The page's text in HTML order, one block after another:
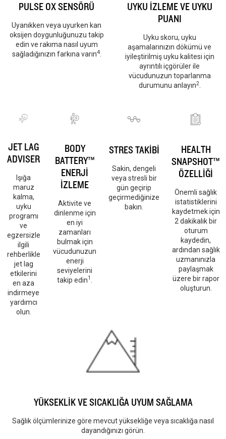
PULSE OX SENSÖRÜ
Uyanıkken veya uyurken kan
oksijen doygunluğunuzu takip
edin ve rakıma nasıl uyum
sağladığınızın farkına varın4.
UYKU İZLEME VE UYKU
PUANI
Uyku skoru, uyku
aşamalarınızın dökümü ve
iyileştirilmiş uyku kalitesi için
ayrıntılı içgörüler ile
vücudunuzun toparlanma
durumunu anlayın2.
JET LAG
ADVISER
Işığa
maruz
kalma,
uyku
programı
ve
egzersizle
ilgili
rehberlikle
jet lag
etkilerini
en aza
indirmeye
yardımcı
olun.
BODY
BATTERY™
ENERJİ
İZLEME
Aktivite ve
dinlenme için
en iyi
zamanları
bulmak için
vücudunuzun
enerji
seviyelerini
takip edin1
STRES TAKİBİ
Sakin, dengeli
veya stresli bir
gün geçirip
geçirmediğinize
bakın.
HEALTH
SNAPSHOT™
ÖZELLİĞİ
Önemli sağlık
istatistiklerini
kaydetmek için
2 dakikalık bir
oturum
kaydedin,
ardından sağlık
uzmanınızla
paylaşmak
üzere bir rapor
oluşturun.
YÜKSEKLİK VE SICAKLIĞA UYUM SAĞLAMA
Sağlık ölçümlerinize göre mevcut yüksekliğe veya sıcaklığa nasıl
dayandığınızı görün.